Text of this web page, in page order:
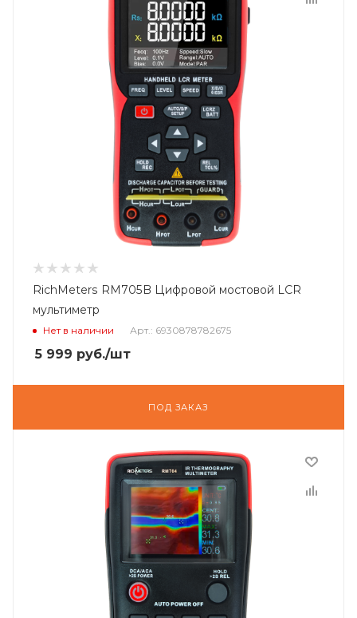
RichMeters RM705B Цифровой мостовой LCR
мультиметр
Нет в наличии Арт.: 6930878782675
5 999 руб./шт
ПОД ЗАКАЗ